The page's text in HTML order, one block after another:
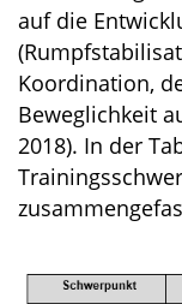
auf die
Koordination,
Beweglichkeit
2018). In der